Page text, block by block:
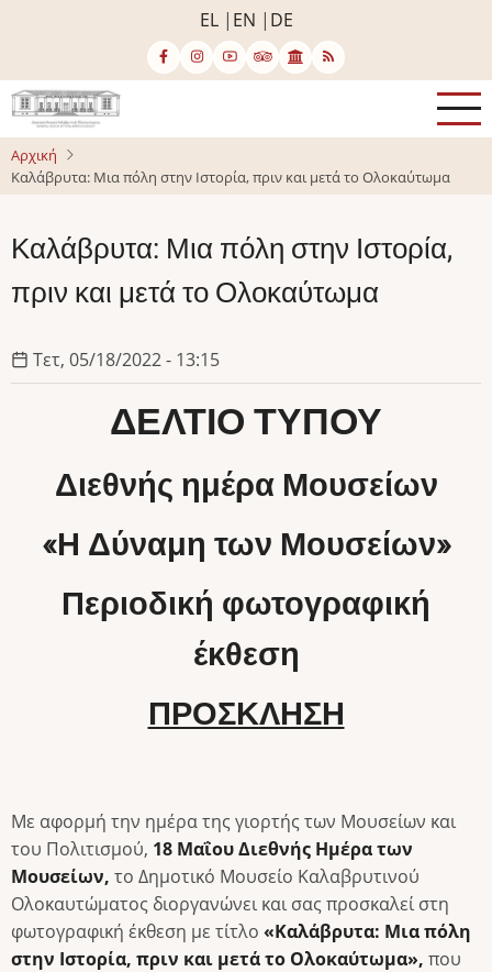
κυρίως
περιεχόμενο
EL EN DE
Αρχική
Καλάβρυτα: Μια πόλη στην Ιστορία, πριν και μετά το Ολοκαύτωμα
Καλάβρυτα: Μια πόλη στην Ιστορία,
πριν και μετά το Ολοκαύτωμα
Τετ, 05/18/2022 - 13:15
ΔΕΛΤΙΟ ΤΥΠΟΥ
Διεθνής ημέρα Μουσείων
«Η Δύναμη των Μουσείων»
Περιοδική φωτογραφική
έκθεση
ΠΡΟΣΚΛΗΣΗ
Με αφορμή την ημέρα της γιορτής των Μουσείων και
του Πολιτισμού, 18 Μαΐου Διεθνής Ημέρα των
Μουσείων, το Δημοτικό Μουσείο Καλαβρυτινού
Ολοκαυτώματος διοργανώνει και σας προσκαλεί στη
φωτογραφική έκθεση με τίτλο «Καλάβρυτα: Μια πόλη
στην Ιστορία, πριν και μετά το Ολοκαύτωμα», που